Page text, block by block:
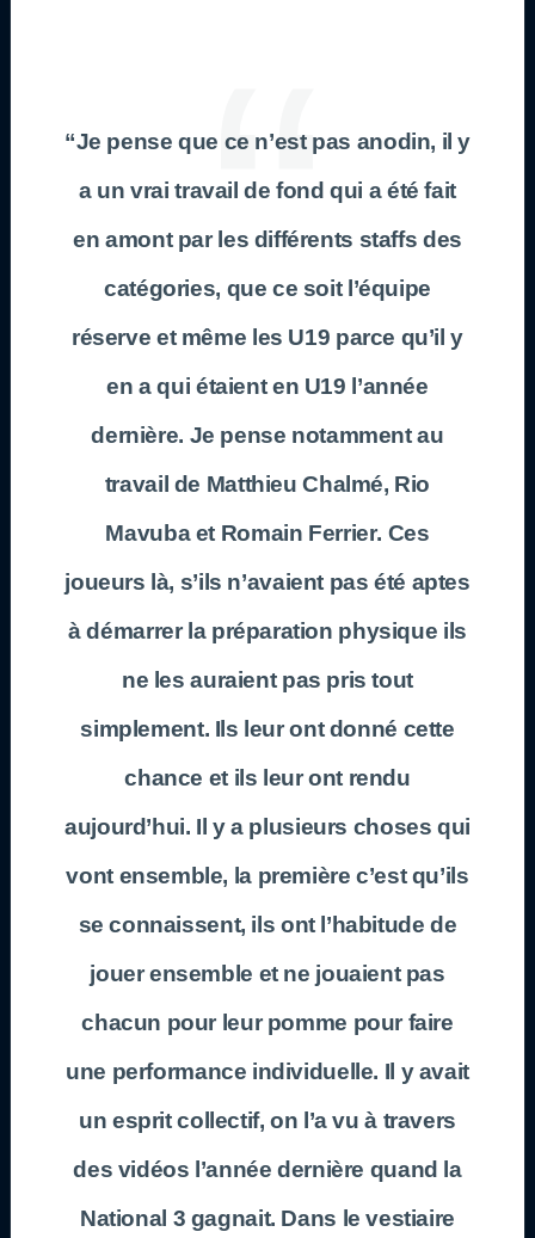
“Je pense que ce n’est pas anodin, il y
a un vrai travail de fond qui a été fait
en amont par les différents staffs des
catégories, que ce soit l’équipe
réserve et même les U19 parce qu’il y
en a qui étaient en U19 l’année
dernière. Je pense notamment au
travail de Matthieu Chalmé, Rio
Mavubaet Romain Ferrier. Ces
joueurs là, s’ils n’avaient pas été aptes
à démarrer la préparation physique ils
ne les auraient pas pris tout
simplement. Ils leur ont donné cette
chance et ils leur ont rendu
aujourd’hui. Il y a plusieurs choses qui
vont ensemble, la première c’est qu’ils
se connaissent, ils ont l’habitude de
jouer ensemble et ne jouaient pas
chacun pour leur pomme pour faire
une performance individuelle. Il y avait
un esprit collectif, on l’a vu à travers
des vidéos l’année dernière quand la
National 3 gagnait. Dans le vestiaire